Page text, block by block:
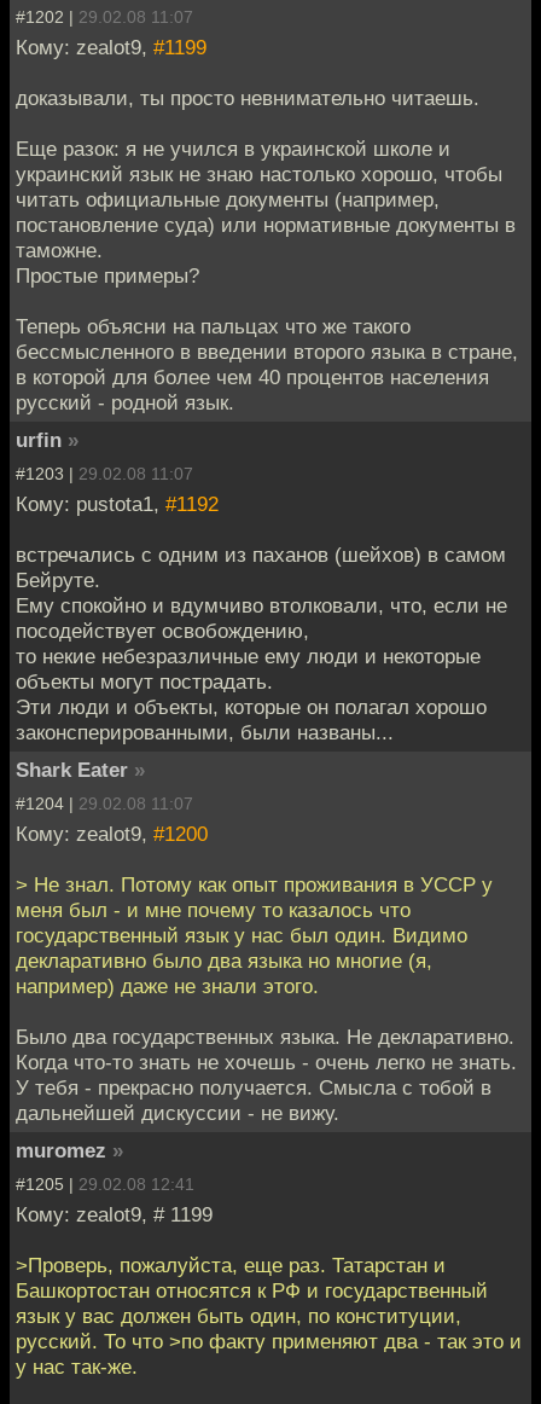
#1202 | 29.02.08 11:07
Кому: zealot9, #1199
доказывали, ты просто невнимательно читаешь.
Еще разок: я не учился в украинской школе и
украинский язык не знаю настолько хорошо, чтобы
читать официальные документы (например,
постановление суда) или нормативные документы в
таможне.
Простые примеры?
Теперь объясни на пальцах что же такого
бессмысленного в введении второго языка в стране,
в которой для более чем 40 процентов населения
русский - родной язык.
urfin »
#1203 | 29.02.08 11:07
Кому: pustota1, #1192
встречались с одним из паханов (шейхов) в самом
Бейруте.
Ему спокойно и вдумчиво втолковали, что, если не
посодействует освобождению,
то некие небезразличные ему люди и некоторые
объекты могут пострадать.
Эти люди и объекты, которые он полагал хорошо
законсперированными, были названы...
Shark Eater »
#1204 | 29.02.08 11:07
Кому: zealot9, #1200
> Не знал. Потому как опыт проживания в УССР у
меня был - и мне почему то казалось что
государственный язык у нас был один. Видимо
декларативно было два языка но многие (я,
например) даже не знали этого.
Было два государственных языка. Не декларативно.
Когда что-то знать не хочешь - очень легко не знать.
У тебя - прекрасно получается. Смысла с тобой в
дальнейшей дискуссии - не вижу.
muromez »
#1205 | 29.02.08 12:41
Кому: zealot9, # 1199
>Проверь, пожалуйста, еще раз. Татарстан и
Башкортостан относятся к РФ и государственный
язык у вас должен быть один, по конституции,
русский. То что >по факту применяют два - так это и
у нас так-же.